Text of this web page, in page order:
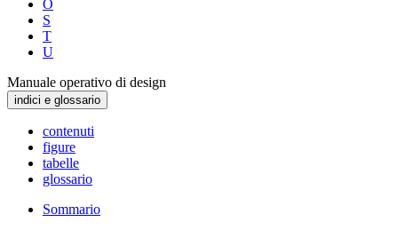
O
S
T
U
Manuale operativo di design
indici e glossario
contenuti
figure
tabelle
glossario
Sommario